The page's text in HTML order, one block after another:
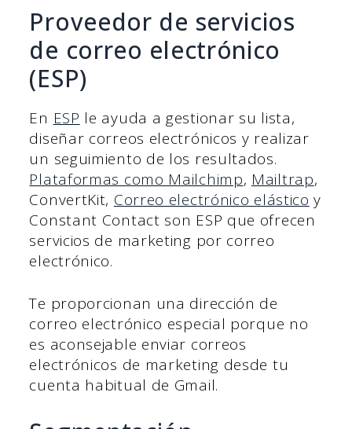
Proveedor de servicios
de correo electrónico
(ESP)
En ESP le ayuda a gestionar su lista,
diseñar correos electrónicos y realizar
un seguimiento de los resultados.
Plataformas como Mailchimp, Mailtrap,
ConvertKit, Correo electrónico elástico y
Constant Contact son ESP que ofrecen
servicios de marketing por correo
electrónico.
Te proporcionan una dirección de
correo electrónico especial porque no
es aconsejable enviar correos
electrónicos de marketing desde tu
cuenta habitual de Gmail.